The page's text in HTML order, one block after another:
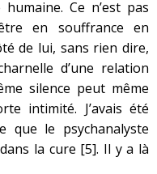
Ce n’est pas
en souffrance en
de lui, sans rien dire,
d’une relation
silence peut même
intimité. J’avais été
le psychanalyste
la cure [5]. Il y a là